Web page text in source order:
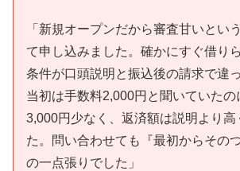
「新規オープンだから審査甘いとい
て申し込みました。確かにすぐ借り
条件が口頭説明と振込後の請求で違
当初は手数料2,000円と聞いていたの
3,000円少なく、返済額は説明より高
た。問い合わせても『最初からその
の一点張りでした」